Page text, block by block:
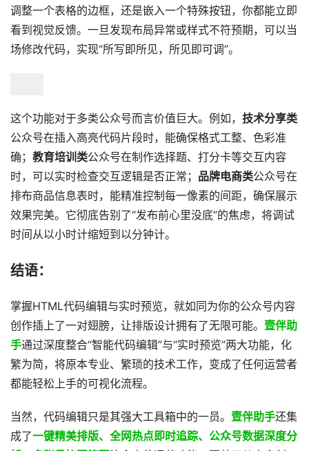
调整一个表格的边框，还是嵌入一个特殊按钮，你都能立即
看到视觉反馈。一旦发现布局异常或样式不符预期，可以当
场修改代码，实现“所写即所见，所见即可调”。
这个功能对于多类公众号而言价值巨大。例如， 技术分享类
公众号在插入高亮代码片段时，能确保格式工整、色彩准
确； 教育培训类公众号在制作选择题、打分卡等交互内容
时，可以实时检查交互逻辑是否正常； 品牌电商类公众号在
排布商品信息表时，能精准控制每一像素的间距，确保展示
效果完美。它彻底告别了“发布前心里没底”的焦虑，将调试
时间从以小时计缩短到以分钟计。
结语：
掌握HTML代码编辑与实时预览，就如同为你的公众号内容
创作插上了一对翅膀，让排版设计拥有了无限可能。 壹伴助
手通过深度整合“智能代码编辑”与“实时预览”两大功能，化
繁为简，将原本专业、繁琐的技术工作，变成了任何运营者
都能轻松上手的可视化流程。
当然，代码编辑只是其强大工具箱中的一员。 壹伴助手还集
成了一键精美排版、全网热点即时追踪、公众号数据深度分